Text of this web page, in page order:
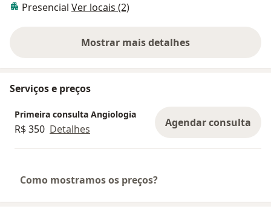
Presencial Ver locais (2)
Mostrar mais detalhes
sobre a experiência
Serviços e preços
Primeira consulta Angiologia
R$ 350 Detalhes Agendar consulta
Como mostramos os preços?